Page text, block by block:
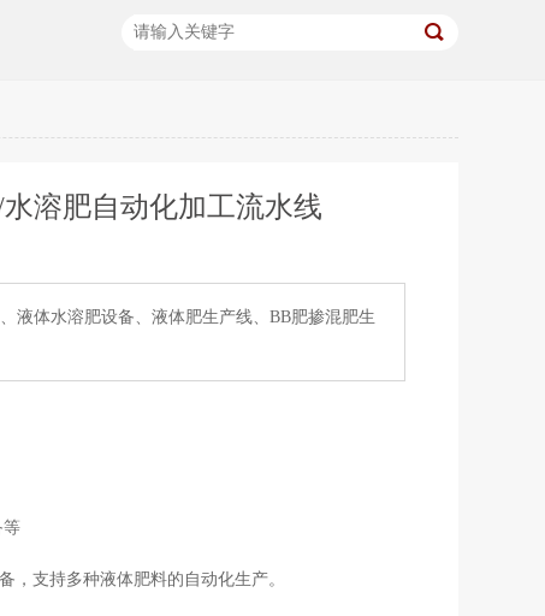
溶肥自动化加工流水线
液体水溶肥设备、液体肥生产线、BB肥掺混肥生
等
，支持多种液体肥料的自动化生产。